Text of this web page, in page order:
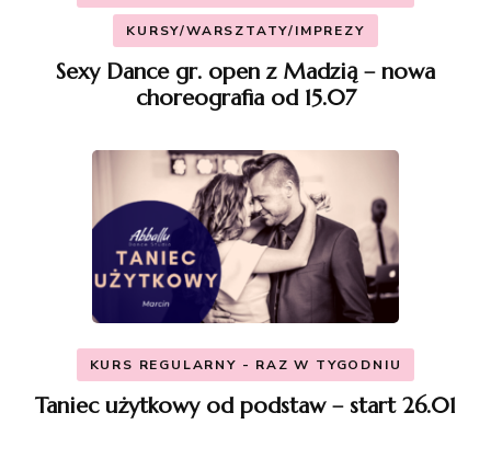
KURSY/WARSZTATY/IMPREZY
Sexy Dance gr. open z Madzią – nowa
choreografia od 15.07
KURS REGULARNY - RAZ W TYGODNIU
Taniec użytkowy od podstaw – start 26.01